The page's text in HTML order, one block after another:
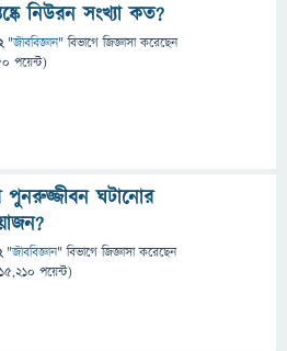
নিউরন সংখ্যা কত?
"জীববিজ্ঞান" বিভাগে জিজ্ঞাসাকরেছেন
পয়েন্ট)
পুনরুজ্জীবন ঘটানোর
"জীববিজ্ঞান" বিভাগে জিজ্ঞাসাকরেছেন
15,210 পয়েন্ট)